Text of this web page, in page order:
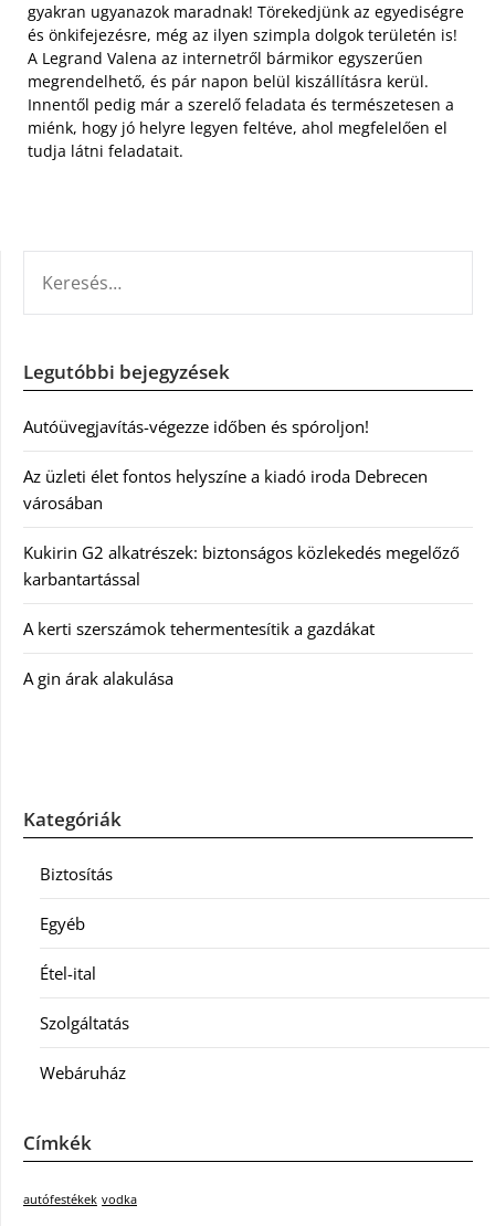
gyakran ugyanazok maradnak! Törekedjünk az egyediségre
és önkifejezésre, még az ilyen szimpla dolgok területén is!
A Legrand Valena az internetről bármikor egyszerűen
megrendelhető, és pár napon belül kiszállításra kerül.
Innentől pedig már a szerelő feladata és természetesen a
miénk, hogy jó helyre legyen feltéve, ahol megfelelően el
tudja látni feladatait.
Legutóbbi bejegyzések
Autóüvegjavítás-végezze időben és spóroljon!
Az üzleti élet fontos helyszíne a kiadó iroda Debrecen
városában
Kukirin G2 alkatrészek: biztonságos közlekedés megelőző
karbantartással
A kerti szerszámok tehermentesítik a gazdákat
A gin árak alakulása
Kategóriák
Biztosítás
Egyéb
Étel-ital
Szolgáltatás
Webáruház
Címkék
autófestékek vodka